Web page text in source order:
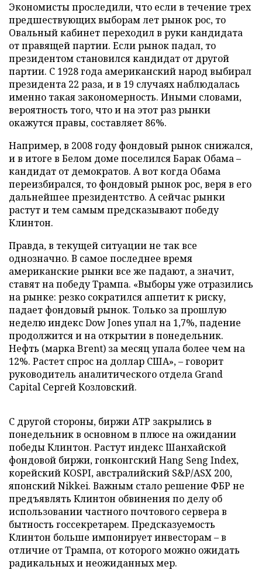
Экономисты проследили, что если в течение трех
предшествующих выборам лет рынок рос, то
Овальный кабинет переходил в руки кандидата
от правящей партии. Если рынок падал, то
президентом становился кандидат от другой
партии. С 1928 года американский народ выбирал
президента 22 раза, и в 19 случаях наблюдалась
именно такая закономерность. Иными словами,
вероятность того, что и на этот раз рынки
окажутся правы, составляет 86%.
Например, в 2008 году фондовый рынок снижался,
и в итоге в Белом доме поселился Барак Обама –
кандидат от демократов. А вот когда Обама
переизбирался, то фондовый рынок рос, веря в его
дальнейшее президентство. А сейчас рынки
растут и тем самым предсказывают победу
Клинтон.
Правда, в текущей ситуации не так все
однозначно. В самое последнее время
американские рынки все же падают, а значит,
ставят на победу Трампа. «Выборы уже отразились
на рынке: резко сократился аппетит к риску,
падает фондовый рынок. Только за прошлую
неделю индекс Dow Jones упал на 1,7%, падение
продолжится и на открытии в понедельник.
Нефть (марка Brent) за месяц упала более чем на
12%. Растет спрос на доллар США», – говорит
руководитель аналитического отдела Grand
Capital Сергей Козловский.
С другой стороны, биржи АТР закрылись в
понедельник в основном в плюсе на ожидании
победы Клинтон. Растут индекс Шанхайской
фондовой биржи, гонконгский Hang Seng Index,
корейский KOSPI, австралийский S&P/ASX 200,
японский Nikkei. Важным стало решение ФБР не
предъявлять Клинтон обвинения по делу об
использовании частного почтового сервера в
бытность госсекретарем. Предсказуемость
Клинтон больше импонирует инвесторам – в
отличие от Трампа, от которого можно ожидать
радикальных и неожиданных мер.